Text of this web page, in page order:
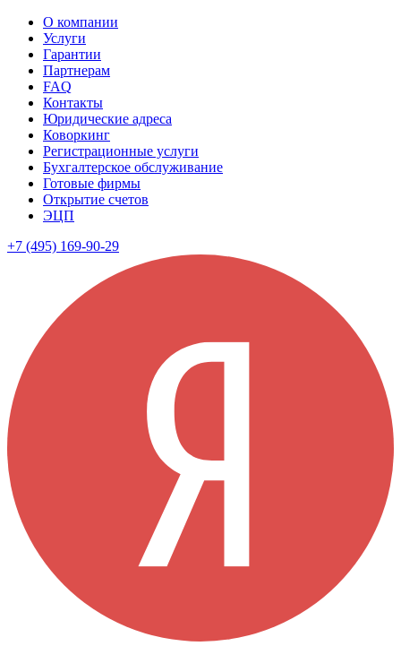
О компании
Услуги
Гарантии
Партнерам
FAQ
Контакты
Юридические адреса
Коворкинг
Регистрационные услуги
Бухгалтерское обслуживание
Готовые фирмы
Открытие счетов
ЭЦП
+7 (495) 169-90-29